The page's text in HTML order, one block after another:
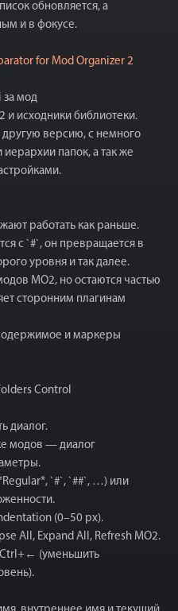
обновляется, а
и в фокусе.
for Mod Organizer 2
за мод
и исходники библиотеки.
другую версию, с немного
папок, а так же
работать как раньше.
с `#`, он превращается в
уровня и так далее.
MO2, но остаются частью
сторонним плагинам
и маркеры
Control
диалог.
модов — диалог
`#`, `##`, …) или
(0–50 px).
All, Expand All, Refresh MO2.
Ctrl+← (уменьшить